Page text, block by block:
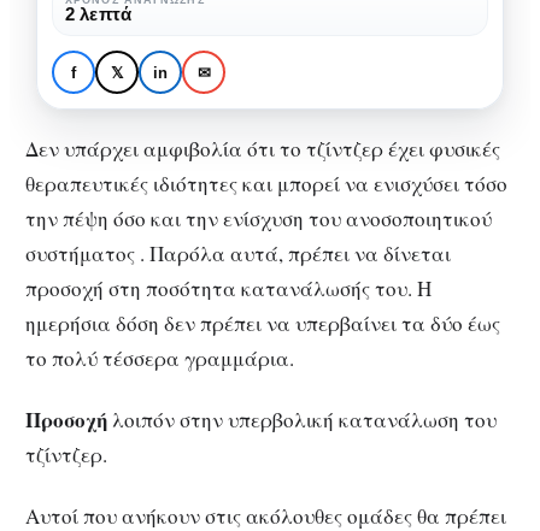
Τζίντζερ: Πότε η
κατανάλωσή του μπορεί
να γίνει επικίνδυνη
μπορεί
να
γίνει
2 λεπτά
f 𝕏 in ✉
Δεν υπάρχει αμφιβολία ότι το τζίντζερ έχει φυσικές
θεραπευτικές ιδιότητες και μπορεί να ενισχύσει τόσο
την πέψη όσο και την ενίσχυση του ανοσοποιητικού
συστήματος . Παρόλα αυτά, πρέπει να δίνεται
προσοχή στη ποσότητα κατανάλωσής του. Η
ημερήσια δόση δεν πρέπει να υπερβαίνει τα δύο έως
το πολύ τέσσερα γραμμάρια.
Προσοχή λοιπόν στην υπερβολική κατανάλωση του
τζίντζερ.
Αυτοί που ανήκουν στις ακόλουθες ομάδες θα πρέπει